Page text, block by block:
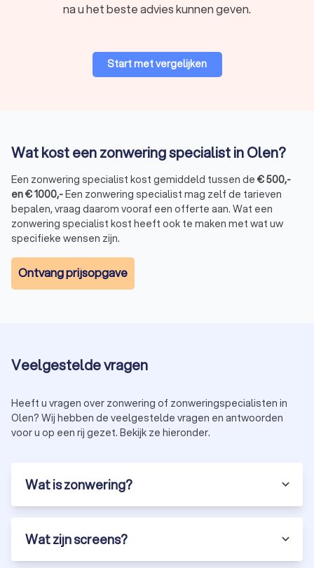
en de beste prijs-kwaliteitsverhouding te vinden voor uw huis.
na u het beste advies kunnen geven.
Start met vergelijken
Wat kost een zonwering specialist in Olen?
Een zonwering specialist kost gemiddeld tussen de €500,-
en€1000,-Een zonwering specialist mag zelf de tarieven
bepalen, vraag daarom vooraf een offerte aan. Wat een
zonwering specialist kost heeft ook te maken met wat uw
specifieke wensen zijn.
Ontvang prijsopgave
Veelgestelde vragen
Heeft u vragen over zonwering of zonweringspecialisten in
Olen? Wij hebben de veelgestelde vragen en antwoorden
voor u op een rij gezet. Bekijk ze hieronder.
Wat is zonwering?
Wat zijn screens?